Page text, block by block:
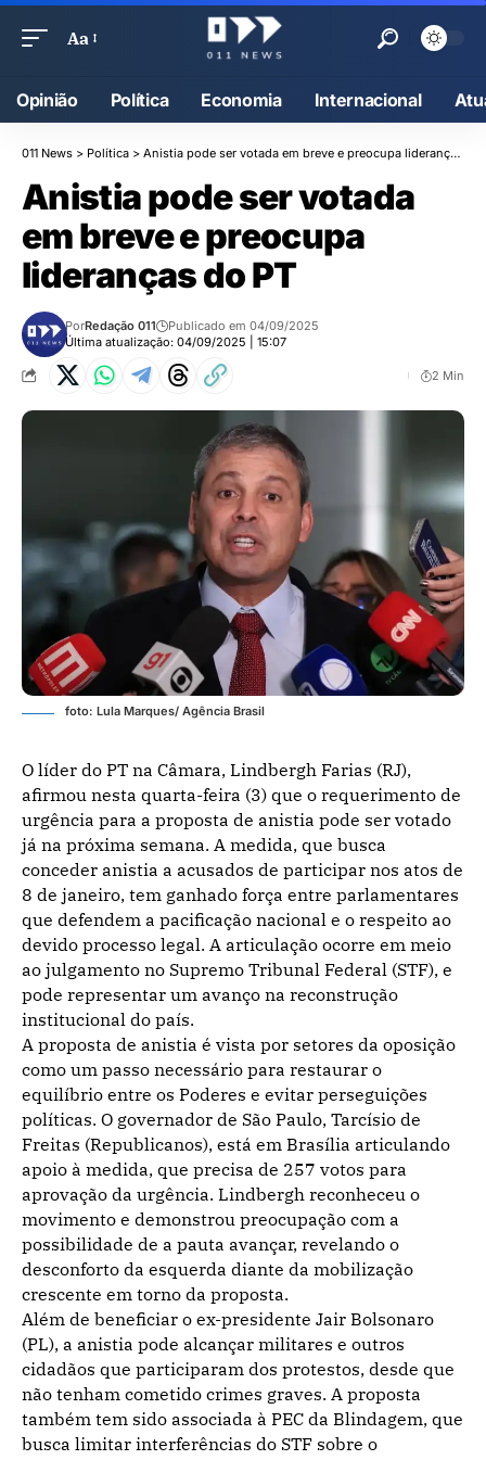
Aa
Opinião Política Economia Internacional
011 News > Política > Anistia pode ser votada em breve e preocupa lideranças do PT
Anistia pode ser votada
em breve e preocupa
lideranças do PT
Última atualização: 04/09/2025 | 15:07
PorRedação 011 Publicado em 04/09/2025
2 Min
foto: Lula Marques/ Agência Brasil
O líder do PT na Câmara, Lindbergh Farias (RJ),
afirmou nesta quarta-feira (3) que o requerimento de
urgência para a proposta de anistia pode ser votado
já na próxima semana. A medida, que busca
conceder anistia a acusados de participar nos atos de
8 de janeiro, tem ganhado força entre parlamentares
que defendem a pacificação nacional e o respeito ao
devido processo legal. A articulação ocorre em meio
ao julgamento no Supremo Tribunal Federal (STF), e
pode representar um avanço na reconstrução
institucional do país.
A proposta de anistia é vista por setores da oposição
como um passo necessário para restaurar o
equilíbrio entre os Poderes e evitar perseguições
políticas. O governador de São Paulo, Tarcísio de
Freitas (Republicanos), está em Brasília articulando
apoio à medida, que precisa de 257 votos para
aprovação da urgência. Lindbergh reconheceu o
movimento e demonstrou preocupação com a
possibilidade de a pauta avançar, revelando o
desconforto da esquerda diante da mobilização
crescente em torno da proposta.
Além de beneficiar o ex-presidente Jair Bolsonaro
(PL), a anistia pode alcançar militares e outros
cidadãos que participaram dos protestos, desde que
não tenham cometido crimes graves. A proposta
também tem sido associada à PEC da Blindagem, que
busca limitar interferências do STF sobre o